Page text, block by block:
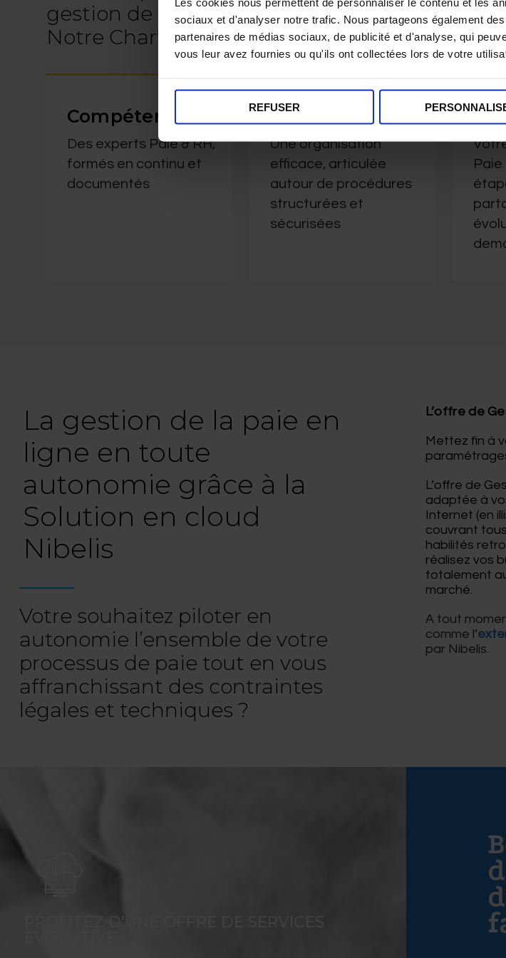
sociaux et d'analyser notre trafic. Nous partageons également
partenaires de médias sociaux, de publicité et d'analyse, qui
vous leur avez fournies ou qu'ils ont collectées lors de votre
REFUSER
gestion de paie.
Notre Charte Qualité de Services :
Compétences
Des experts Paie & RH,
formés en continu et
documentés
Méthodes
Une organisation
efficace, articulée
autour de procédures
structurées et
sécurisées
Paie
La gestion de la paie en
ligne en toute
autonomie grâce à la
Solution en cloud
Nibelis
Votre souhaitez piloter en
autonomie l’ensemble de votre
processus de paie tout en vous
affranchissant des contraintes
légales et techniques ?
L’offre de
Mettez fin à
L’offre de
adaptée à
Internet (en
couvrant
habilités
réalisez vos
totalement
marché.
A tout
comme l’
par Nibelis.